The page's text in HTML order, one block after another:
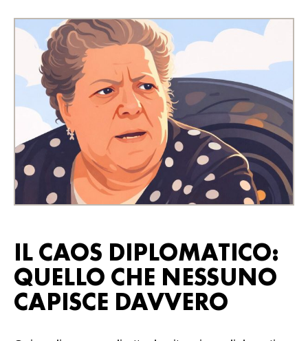
IL CAOS DIPLOMATICO:
QUELLO CHE NESSUNO
CAPISCE DAVVERO